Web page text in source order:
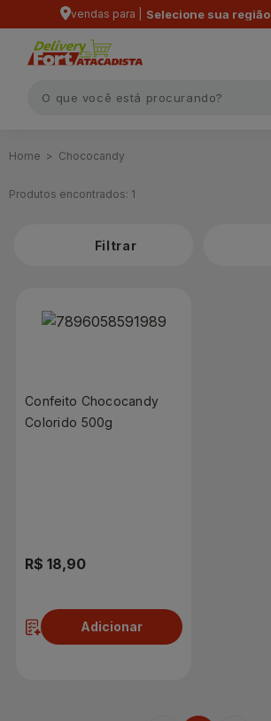
vendas para | Selecione sua região
Chococandy
Produtos encontrados: 1
Filtrar
Confeito Chococandy
Colorido 500g
R$ 18,90
Adicionar